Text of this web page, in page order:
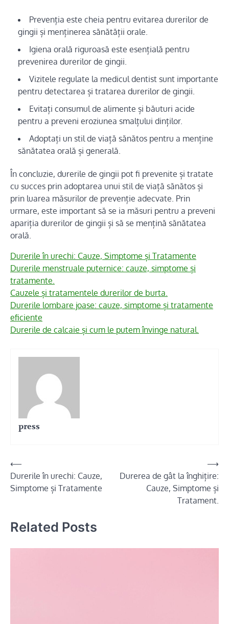
Prevenția este cheia pentru evitarea durerilor de
gingii și menținerea sănătății orale.
Igiena orală riguroasă este esențială pentru
prevenirea durerilor de gingii.
Vizitele regulate la medicul dentist sunt importante
pentru detectarea și tratarea durerilor de gingii.
Evitați consumul de alimente și băuturi acide
pentru a preveni eroziunea smalțului dinților.
Adoptați un stil de viață sănătos pentru a menține
sănătatea orală și generală.
În concluzie, durerile de gingii pot fi prevenite și tratate
cu succes prin adoptarea unui stil de viață sănătos și
prin luarea măsurilor de prevenție adecvate. Prin
urmare, este important să se ia măsuri pentru a preveni
apariția durerilor de gingii și să se mențină sănătatea
orală.
Durerile în urechi: Cauze, Simptome și Tratamente
Durerile menstruale puternice: cauze, simptome și
tratamente.
Cauzele și tratamentele durerilor de burta.
Durerile lombare joase: cauze, simptome și tratamente
eficiente
Durerile de calcaie și cum le putem învinge natural.
press
Navigare
în
articole
⟵
Durerile în urechi: Cauze,
Simptome și Tratamente
Durerea de gât la înghițire:
Cauze, Simptome și
Tratament.
⟶
Related Posts